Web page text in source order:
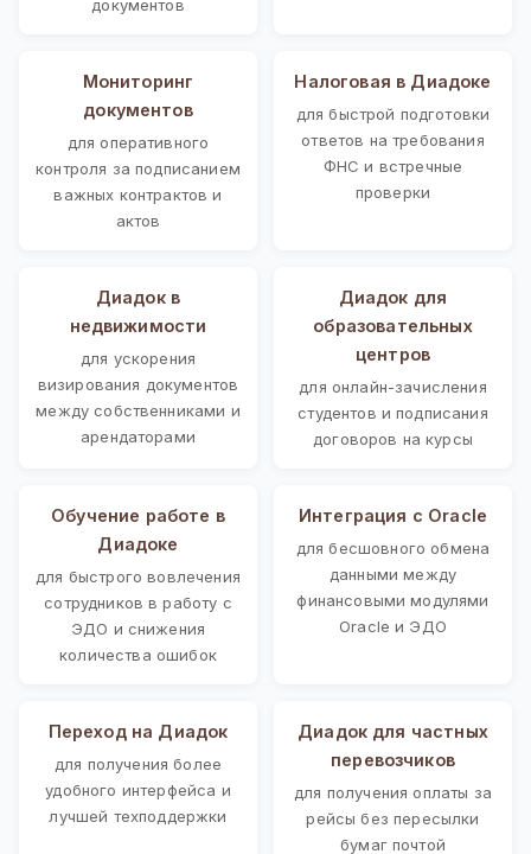
документов
Мониторинг
документов
для оперативного
контроля за подписанием
важных контрактов и
актов
Налоговая в Диадоке
для быстрой подготовки
ответов на требования
ФНС и встречные
проверки
Диадок в
недвижимости
для ускорения
визирования документов
между собственниками и
арендаторами
Диадок для
образовательных
центров
для онлайн-зачисления
студентов и подписания
договоров на курсы
Обучение работе в
Диадоке
для быстрого вовлечения
сотрудников в работу с
ЭДО и снижения
количества ошибок
Интеграция с Oracle
для бесшовного обмена
данными между
финансовыми модулями
Oracle и ЭДО
Переход на Диадок
для получения более
удобного интерфейса и
лучшей техподдержки
Диадок для частных
перевозчиков
для получения оплаты за
рейсы без пересылки
бумаг почтой